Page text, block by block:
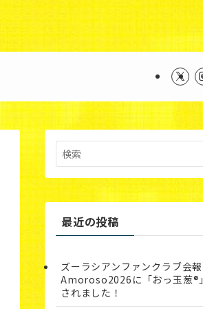
themes/swell_child/
最近の投稿
ズーラシアンファンクラブ会
Amoroso2026に「おっ玉葱®︎
されました！